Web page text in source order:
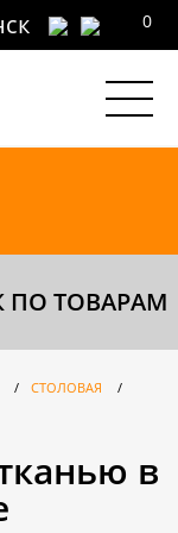
0
ТОВАРАМ
/ СТОЛОВАЯ
/
в